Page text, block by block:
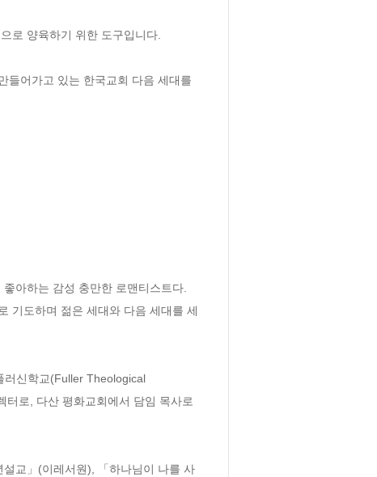
로 양육하기 위한 도구입니다.
들어가고 있는 한국교회 다음 세대를
아하는 감성 충만한 로맨티스트다.
기도하며 젊은 세대와 다음 세대를 세
러신학교(Fuller Theological
터로, 다산 평화교회에서 담임 목사로
교」(이레서원), 「하나님이 나를 사